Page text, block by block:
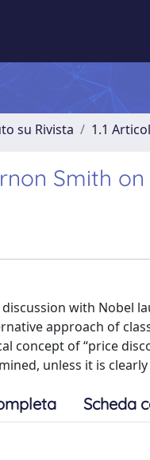
su Rivista 1.1
Smith
with Nobel
approach of
concept of “price
unless it is
Scheda